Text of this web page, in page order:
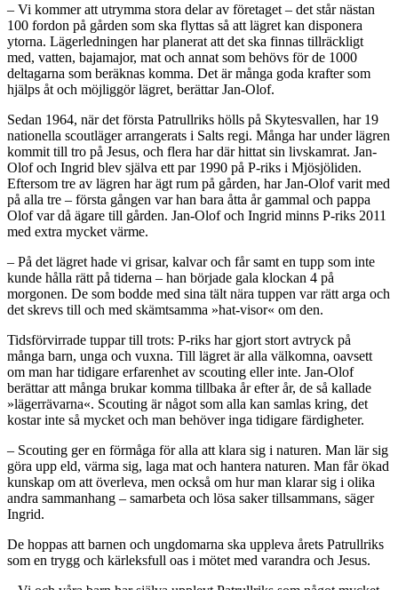
– Vi kommer att utrymma stora delar av företaget – det står nästan
100 fordon på gården som ska flyttas så att lägret kan disponera
ytorna. Lägerledningen har planerat att det ska finnas tillräckligt
med, vatten, bajamajor, mat och annat som behövs för de 1000
deltagarna som beräknas komma. Det är många goda krafter som
hjälps åt och möjliggör lägret, berättar Jan-Olof.
Sedan 1964, när det första Patrullriks hölls på Skytes­vallen, har 19
nationella scoutläger arrangerats i Salts regi. Många har under lägren
kommit till tro på Jesus, och flera har där hittat sin livskamrat. Jan-
Olof och Ingrid blev själva ett par 1990 på P-riks i Mjösjöliden.
Eftersom tre av lägren har ägt rum på gården, har Jan-Olof varit med
på alla tre – första gången var han bara åtta år gammal och pappa
Olof var då ägare till gården. Jan-Olof och Ingrid minns P-riks 2011
med extra mycket värme.
– På det lägret hade vi grisar, kalvar och får samt en tupp som inte
kunde hålla rätt på tiderna – han började gala klockan 4 på
morgonen. De som bodde med sina tält nära tuppen var rätt arga och
det skrevs till och med skämtsamma »hat-visor« om den.
Tidsförvirrade tuppar till trots: P-riks har gjort stort avtryck på
många barn, unga och vuxna. Till lägret är alla välkomna, oavsett
om man har tidigare erfarenhet av scouting eller inte. Jan-Olof
berättar att många brukar komma tillbaka år efter år, de så kallade
»lägerrävarna«. Scouting är något som alla kan samlas kring, det
kostar inte så mycket och man behöver inga tidigare färdigheter.
– Scouting ger en förmåga för alla att klara sig i naturen. Man lär sig
göra upp eld, värma sig, laga mat och hantera naturen. Man får ökad
kunskap om att överleva, men också om hur man klarar sig i olika
andra sammanhang – samarbeta och lösa saker tillsammans, säger
Ingrid.
De hoppas att barnen och ungdomarna ska uppleva årets Patrullriks
som en trygg och kärleksfull oas i mötet med varandra och Jesus.